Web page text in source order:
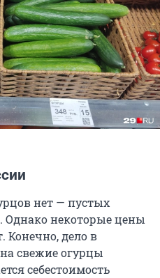
нет — пустых
Однако некоторые цены
Конечно, дело в
свежие огурцы
себестоимость